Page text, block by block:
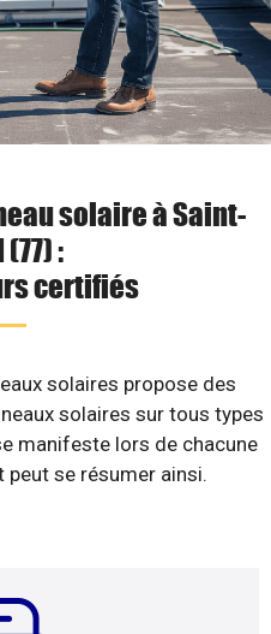
solaire à Saint-
:
certifiés
solaires propose des
solaires sur tous types
manifeste lors de chacune
se résumer ainsi.